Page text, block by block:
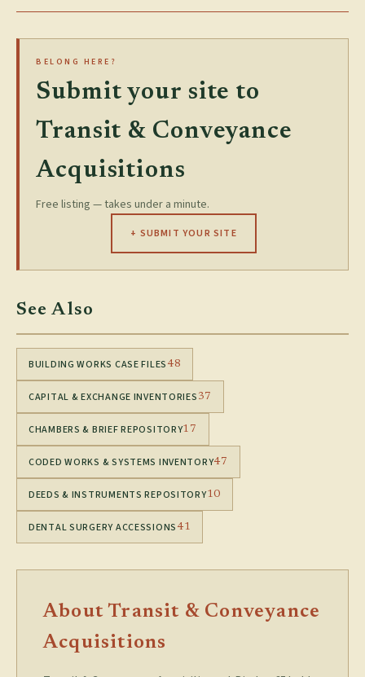
BELONG HERE?
Submit your site to
Transit & Conveyance
Acquisitions
Free listing — takes under a minute.
+ SUBMIT YOUR SITE
See Also
BUILDING WORKS CASE FILES 48
CAPITAL & EXCHANGE INVENTORIES 37
CHAMBERS & BRIEF REPOSITORY17
CODED WORKS & SYSTEMS INVENTORY47
DEEDS & INSTRUMENTS REPOSITORY10
DENTAL SURGERY ACCESSIONS 41
About Transit & Conveyance
Acquisitions